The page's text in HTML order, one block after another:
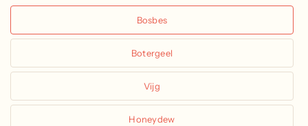
Bosbes
Botergeel
Vijg
Honeydew